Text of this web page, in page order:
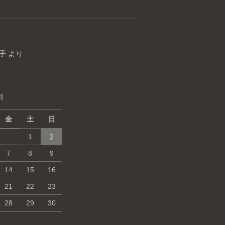
より
金 土 日
1 2
7 8 9
14 15 16
21 22 23
28 29 30